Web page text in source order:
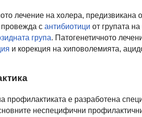
лечение на холера, предизвикана
с антибиотици от групата на
група. Патогенетичното
и корекция на хиповолемията,
профилактиката е разработена
неспецифични